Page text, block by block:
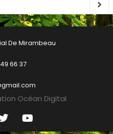
De Mirambeau
66 37
Océan Digital